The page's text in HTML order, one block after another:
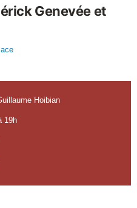
Genevée et
Hoibian
19h